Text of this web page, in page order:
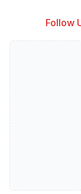
Follow